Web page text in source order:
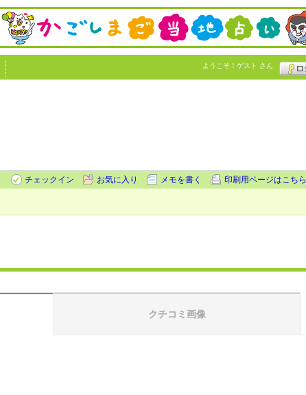
ようこそ！ ゲスト さん
チェックイン お気に入り メモを書く 印刷用ページはこちら
クチコミ画像